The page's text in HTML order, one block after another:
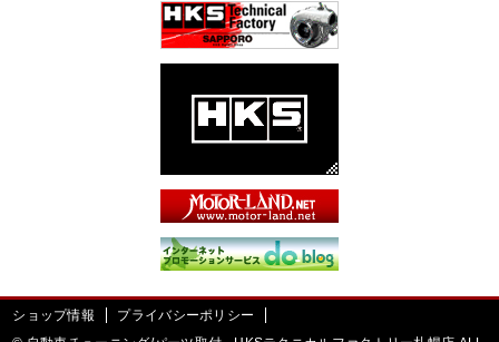
ショップ情報
プライバシーポリシー